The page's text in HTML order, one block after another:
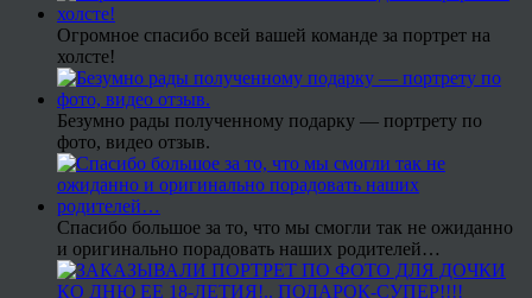
Огромное спасибо всей вашей команде за портрет на
холсте!
Безумно рады полученному подарку — портрету по
фото, видео отзыв.
Спасибо большое за то, что мы смогли так не ожиданно
и оригинально порадовать наших родителей…